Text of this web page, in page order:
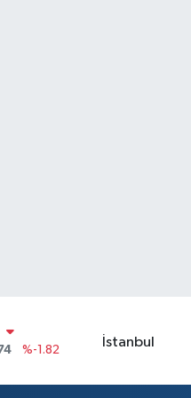
%0.02
%0.19
İstanbul